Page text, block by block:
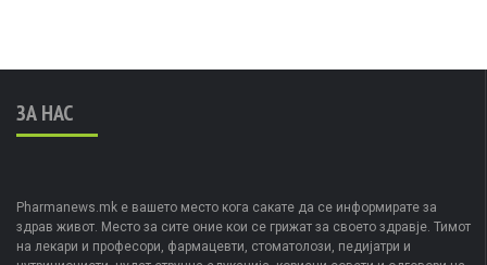
ЗА НАС
Pharmanews.mk е вашето место кога сакате да се информирате за
здрав живот. Место за сите оние кои се грижат за своето здравје. Тимот
на лекари и професори, фармацевти, стоматолози, педијатри и